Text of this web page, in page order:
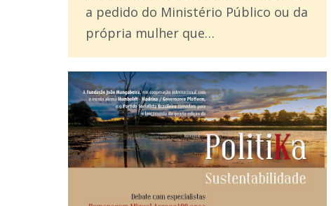
a pedido do Ministério Público ou da
própria mulher que…